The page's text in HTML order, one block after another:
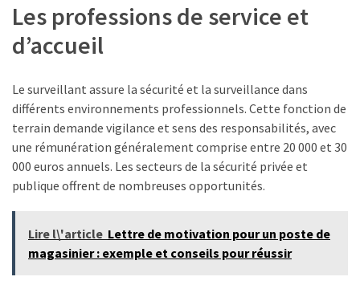
Les professions de service et
d’accueil
Le surveillant assure la sécurité et la surveillance dans
différents environnements professionnels. Cette fonction de
terrain demande vigilance et sens des responsabilités, avec
une rémunération généralement comprise entre 20 000 et 30
000 euros annuels. Les secteurs de la sécurité privée et
publique offrent de nombreuses opportunités.
Lire l\'article Lettre de motivation pour un poste de
magasinier : exemple et conseils pour réussir